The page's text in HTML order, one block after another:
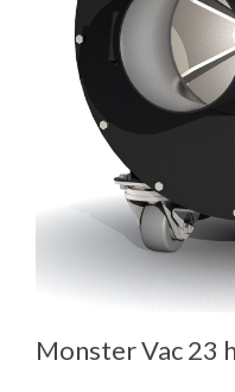
Monster Vac 23